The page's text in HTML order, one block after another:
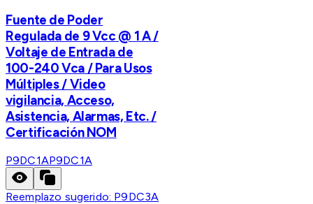
Fuente de Poder
Regulada de 9 Vcc @ 1 A /
Voltaje de Entrada de
100-240 Vca / Para Usos
Múltiples / Video
vigilancia, Acceso,
Asistencia, Alarmas, Etc. /
Certificación NOM
P9DC1AP9DC1A
Reemplazo sugerido: P9DC3A